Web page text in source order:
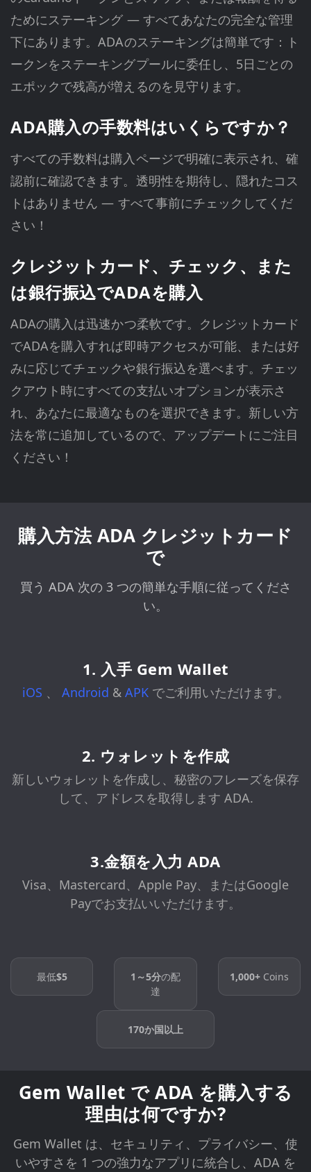
ためにステーキング — すべてあなたの完全な管理
下にあります。ADAのステーキングは簡単です：ト
ークンをステーキングプールに委任し、5日ごとの
エポックで残高が増えるのを見守ります。
ADA購入の手数料はいくらですか？
すべての手数料は購入ページで明確に表示され、確
認前に確認できます。透明性を期待し、隠れたコス
トはありません — すべて事前にチェックしてくだ
さい！
クレジットカード、チェック、また
は銀行振込でADAを購入
ADAの購入は迅速かつ柔軟です。クレジットカード
でADAを購入すれば即時アクセスが可能、または好
みに応じてチェックや銀行振込を選べます。チェッ
クアウト時にすべての支払いオプションが表示さ
れ、あなたに最適なものを選択できます。新しい方
法を常に追加しているので、アップデートにご注目
ください！
購入方法 ADA クレジットカード
で
買う ADA 次の 3 つの簡単な手順に従ってくださ
い。
1. 入手 Gem Wallet
iOS 、 Android & APK でご利用いただけます。
2. ウォレットを作成
新しいウォレットを作成し、秘密のフレーズを保存
して、アドレスを取得します ADA.
3.金額を入力 ADA
Visa、Mastercard、Apple Pay、またはGoogle
Payでお支払いいただけます。
最低$5 1～5分の配
達
1,000+Coins
170か国以上
Gem Wallet で ADA を購入する
理由は何ですか?
Gem Wallet は、セキュリティ、プライバシー、使
いやすさを 1 つの強力なアプリに統合し、ADA を